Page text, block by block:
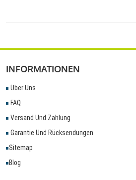
INFORMATIONEN
Über Uns
FAQ
Versand Und Zahlung
Garantie Und Rücksendungen
Sitemap
Blog